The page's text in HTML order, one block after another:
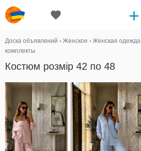
Доска объявлений › Женское › Женская одежда
комплекты
Костюм розмір 42 по 48